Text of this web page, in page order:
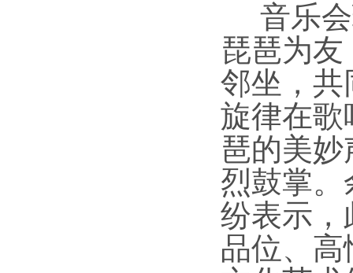
音乐
琵琶为
邻坐，共
旋律在歌
琶的美
烈鼓掌。
纷表示，
品位、